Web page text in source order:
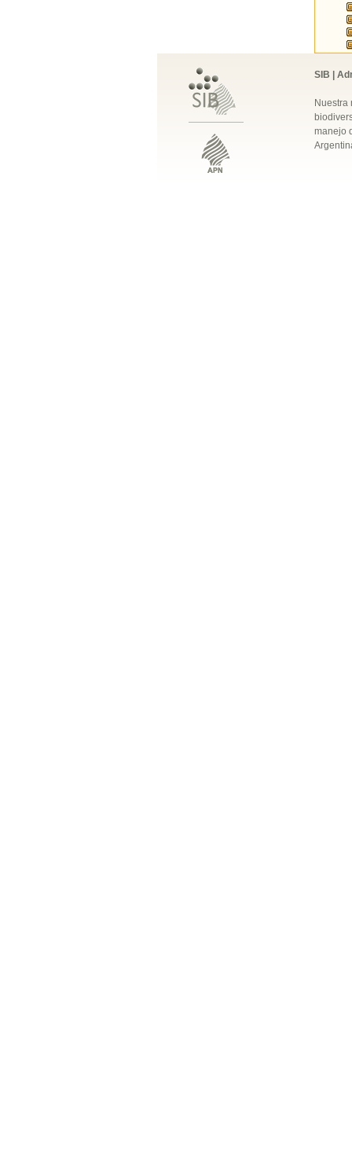
SIB |
Nuestra
manejo